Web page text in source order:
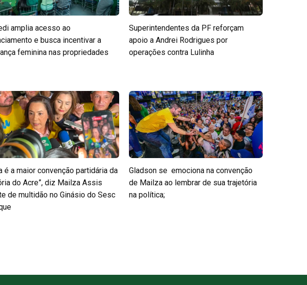
amplia acesso ao
e busca incentivar a
feminina nas propriedades
Superintendentes da PF reforçam
apoio a Andrei Rodrigues por
operações contra Lulinha
é a maior convenção partidária da
do Acre”, diz Mailza Assis
de multidão no Ginásio do Sesc
Gladson se emociona na convenção
de Mailza ao lembrar de sua trajetória
na política;